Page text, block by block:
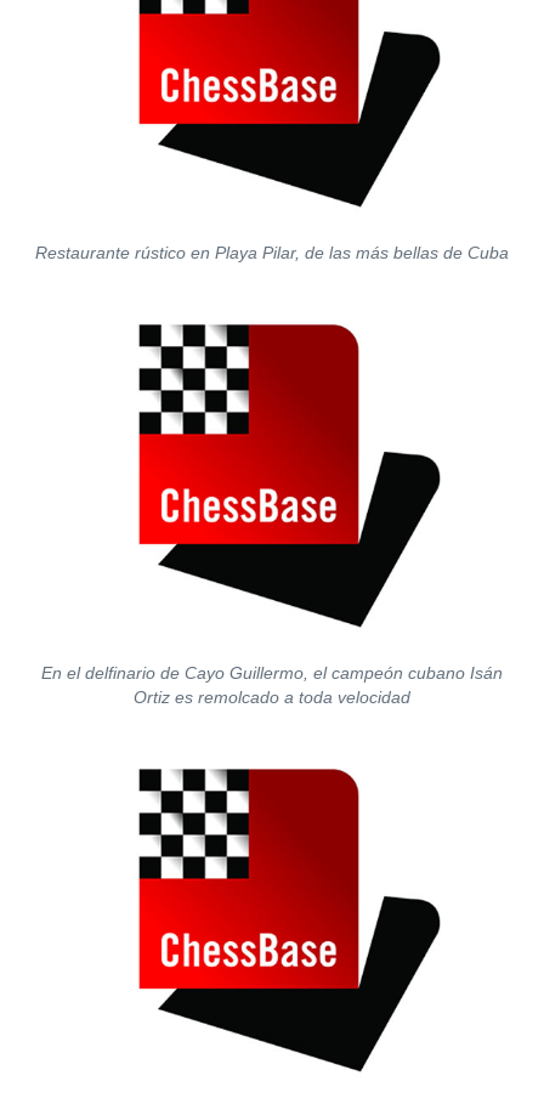
Restaurante rústico en Playa Pilar, de las más bellas de Cuba
En el delfinario de Cayo Guillermo, el campeón cubano Isán
Ortiz es remolcado a toda velocidad